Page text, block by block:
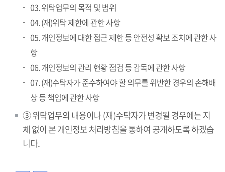
03. 위탁업무의 목적 및 범위
04. (재)위탁 제한에 관한 사항
05. 개인정보에 대한 접근 제한 등 안전성 확보 조치에 관한 사
항
06. 개인정보의 관리 현황 점검 등 감독에 관한 사항
07. (재)수탁자가 준수하여야 할 의무를 위반한 경우의 손해배
상 등 책임에 관한 사항
③ 위탁업무의 내용이나 (재)수탁자가 변경될 경우에는 지
체 없이 본 개인정보 처리방침을 통하여 공개하도록 하겠습
니다.